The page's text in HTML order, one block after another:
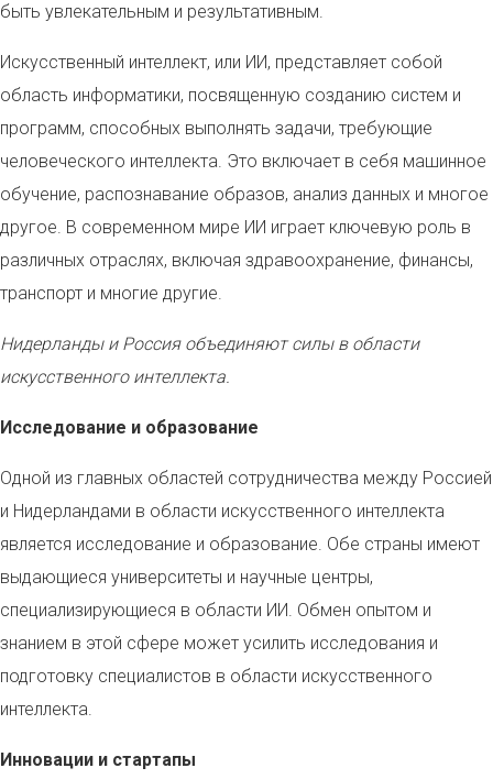
быть увлекательным и результативным.
Искусственный интеллект, или ИИ, представляет собой
область информатики, посвященную созданию систем и
программ, способных выполнять задачи, требующие
человеческого интеллекта. Это включает в себя машинное
обучение, распознавание образов, анализ данных и многое
другое. В современном мире ИИ играет ключевую роль в
различных отраслях, включая здравоохранение, финансы,
транспорт и многие другие.
Нидерланды и Россия объединяют силы в области
искусственного интеллекта.
Исследование и образование
Одной из главных областей сотрудничества между Россией
и Нидерландами в области искусственного интеллекта
является исследование и образование. Обе страны имеют
выдающиеся университеты и научные центры,
специализирующиеся в области ИИ. Обмен опытом и
знанием в этой сфере может усилить исследования и
подготовку специалистов в области искусственного
интеллекта.
Инновации и стартапы